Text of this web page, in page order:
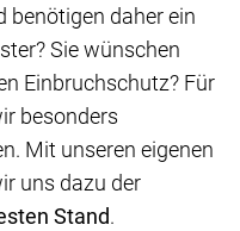
benötigen daher ein
Sie wünschen
Einbruchschutz? Für
besonders
Mit unseren eigenen
uns dazu der
Stand.